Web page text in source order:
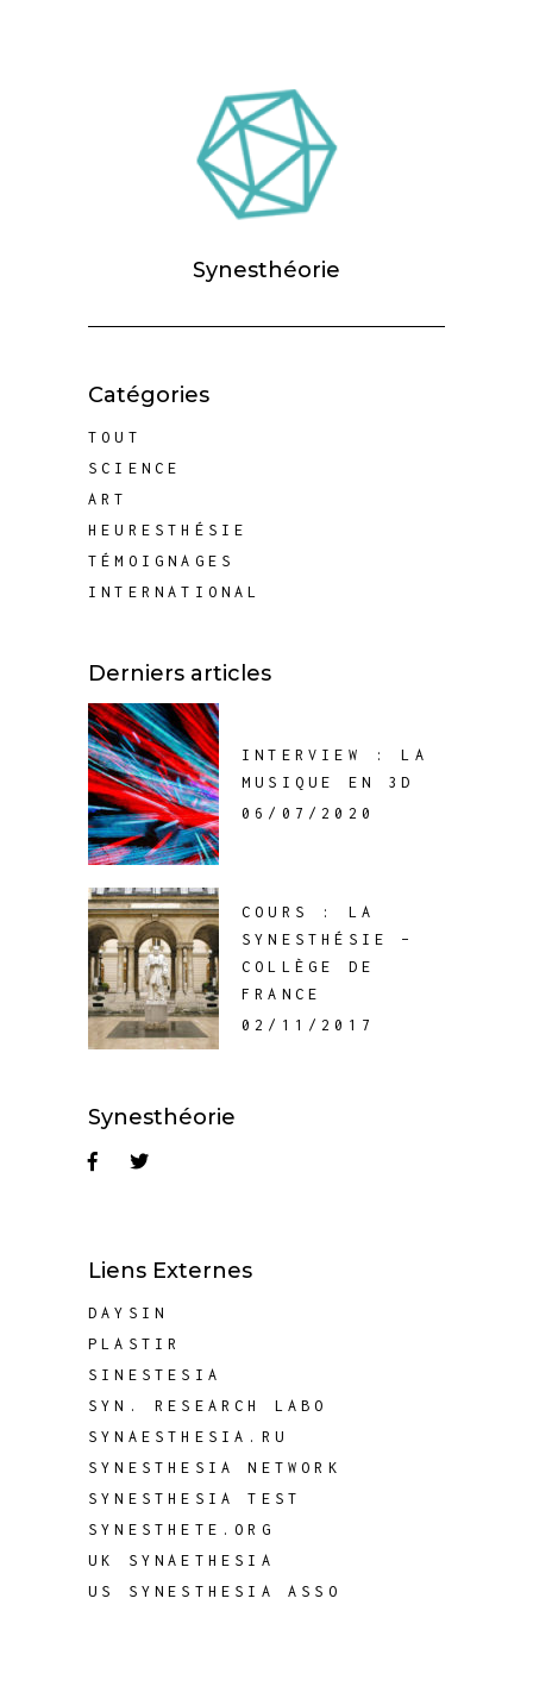
Synesthéorie
Catégories
TOUT
SCIENCE
ART
HEURESTHÉSIE
TÉMOIGNAGES
INTERNATIONAL
Derniers articles
INTERVIEW : LA
MUSIQUE EN 3D
06/07/2020
COURS : LA
SYNESTHÉSIE –
COLLÈGE DE
FRANCE
02/11/2017
Synesthéorie
Liens Externes
DAYSIN
PLASTIR
SINESTESIA
SYN. RESEARCH LABO
SYNAESTHESIA.RU
SYNESTHESIA NETWORK
SYNESTHESIA TEST
SYNESTHETE.ORG
UK SYNAETHESIA
US SYNESTHESIA ASSO